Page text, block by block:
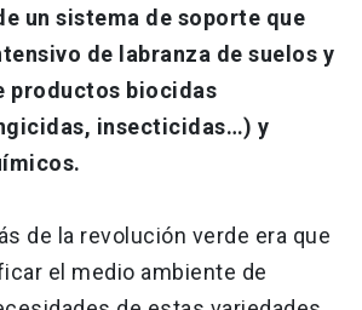
un sistema de soporte que
de labranza de suelos y
productos biocidas
insecticidas…) y
de la revolución verde era que
el medio ambiente de